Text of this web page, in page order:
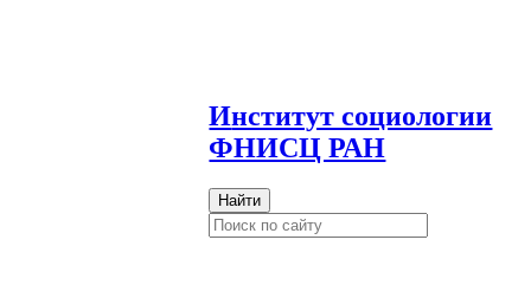
Институт социологии
ФНИСЦ РАН
Найти